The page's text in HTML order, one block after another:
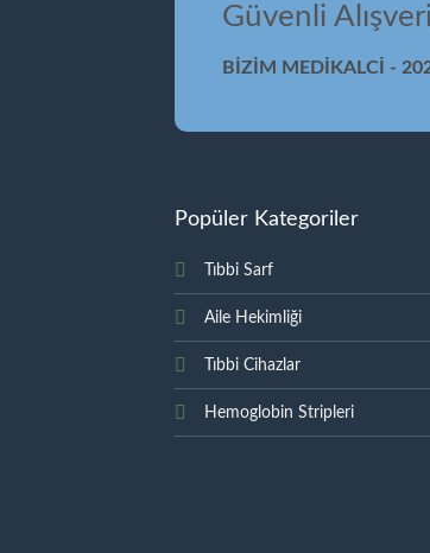
Güvenli
BİZİM MEDİKALCİ -
Popüler Kategoriler
Tıbbi Sarf
Aile Hekimliği
Tıbbi Cihazlar
Hemoglobin Stripleri